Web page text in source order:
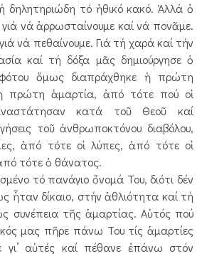
δηλητηριώδη τό ἠθικό κακό. Ἀλλά ὁ
νά ἀρρωσταίνουμε καί νά πονᾶμε.
νά πεθαίνουμε. Γιά τή χαρά καί τήν
καί τή δόξα μᾶς δημιούργησε ὁ
ὅμως διαπράχθηκε ἡ πρώτη
πρώτη ἁμαρτία, ἀπό τότε πού οἱ
κατά τοῦ Θεοῦ καί
τοῦ ἀνθρωποκτόνου διαβόλου,
ἀπό τότε οἱ λύπες, ἀπό τότε οἱ
τότε ὁ θάνατος.
τό πανάγιο ὄνομά Του, διότι δέν
ἦταν δίκαιο, στήν ἀθλιότητα καί τή
συνέπεια τῆς ἁμαρτίας. Αὐτός πού
μας πῆρε πάνω Του τίς ἁμαρτίες
γι’ αὐτές καί πέθανε ἐπάνω στόν